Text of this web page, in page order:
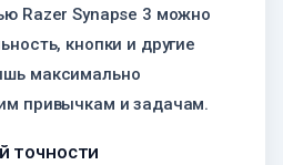
Razer Synapse 3 можно
кнопки и другие
максимально
привычкам и задачам.
точности